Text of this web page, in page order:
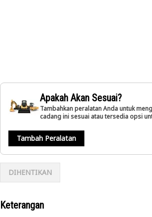
Apakah Akan Sesuai?
Tambahkan peralatan Anda untuk
cadang ini sesuai atau tersedia opsi
Tambah Peralatan
DIHENTIKAN
Keterangan